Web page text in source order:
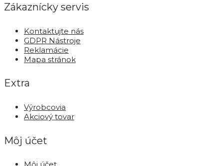
Zákaznícky servis
Kontaktujte nás
GDPR Nástroje
Reklamácie
Mapa stránok
Extra
Výrobcovia
Akciový tovar
Môj účet